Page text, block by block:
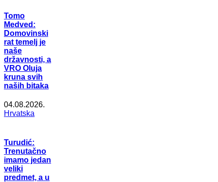
Tomo
Medved:
Domovinski
rat temelj je
naše
državnosti, a
VRO Oluja
kruna svih
naših bitaka
04.08.2026.
Hrvatska
Turudić:
Trenutačno
imamo jedan
veliki
predmet, a u